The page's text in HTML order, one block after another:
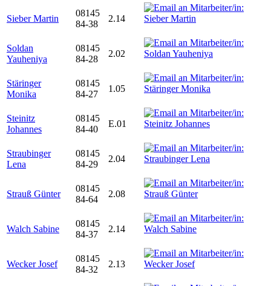
Sieber Martin
08145
84-38
2.14
Soldan
Yauheniya
08145
84-28
2.02
Stäringer
Monika
08145
84-27
1.05
Steinitz
Johannes
08145
84-40
E.01
Straubinger
Lena
08145
84-29
2.04
Strauß Günter
08145
84-64
2.08
Walch Sabine
08145
84-37
2.14
Wecker Josef
08145
84-32
2.13